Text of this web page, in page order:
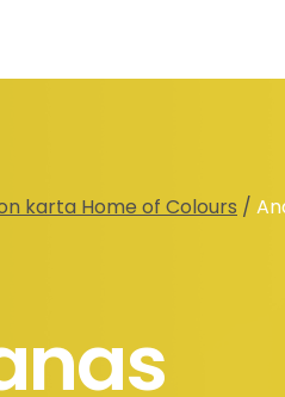
karta Home of Colours /